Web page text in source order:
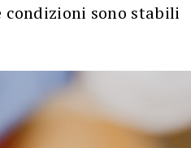
sono stabili